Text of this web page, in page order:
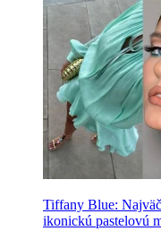
Tiffany Blue:
ikonickú pastelovú